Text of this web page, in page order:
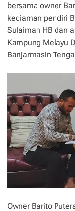
bersama owner
kediaman pendiri
Sulaiman HB dan
Kampung Melayu
Banjarmasin
Owner Barito